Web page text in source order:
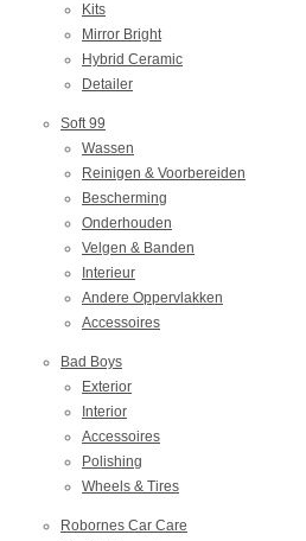
Kits
Mirror Bright
Hybrid Ceramic
Detailer
Soft 99
Wassen
Reinigen & Voorbereiden
Bescherming
Onderhouden
Velgen & Banden
Interieur
Andere Oppervlakken
Accessoires
Bad Boys
Exterior
Interior
Accessoires
Polishing
Wheels & Tires
Robornes Car Care